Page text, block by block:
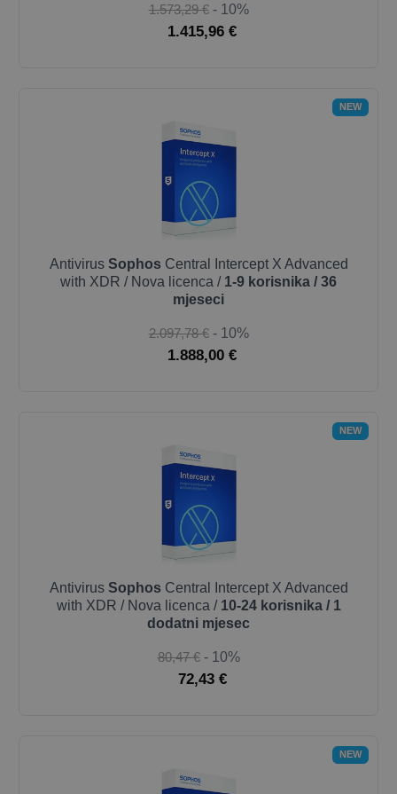
1.573,29 € - 10%
1.415,96 €
NEW
Antivirus Sophos Central Intercept X Advanced
with XDR / Nova licenca / 1-9 korisnika / 36
mjeseci
2.097,78 € - 10%
1.888,00 €
NEW
Antivirus Sophos Central Intercept X Advanced
with XDR / Nova licenca / 10-24 korisnika / 1
dodatni mjesec
80,47 € - 10%
72,43 €
NEW